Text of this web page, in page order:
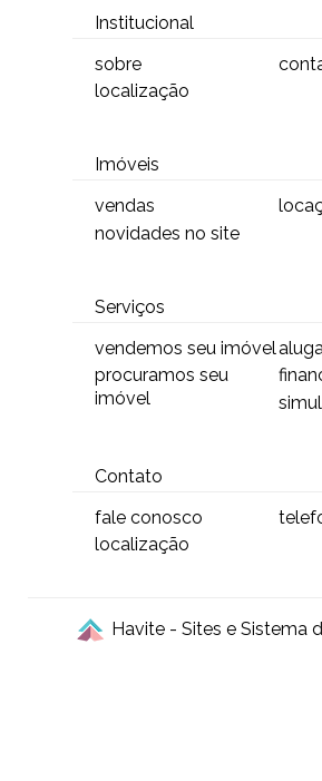
Institucional
sobre
localização
Imóveis
vendas
novidades no site
Serviços
vendemos seu imóvel
procuramos seu
imóvel
Contato
fale conosco
localização
Havite - Sites e Sistema